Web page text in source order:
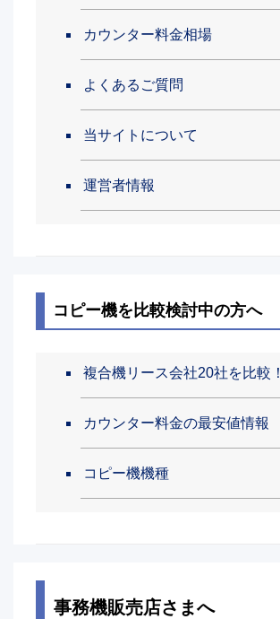
カウンター料金相場
よくあるご質問
当サイトについて
運営者情報
コピー機を比較検討中の方へ
複合機リース会社20社を比較！
カウンター料金の最安値情報
コピー機機種
事務機販売店さまへ